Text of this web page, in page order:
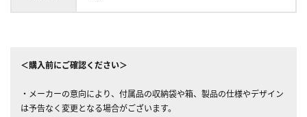
＜購入前にご確認ください＞
・メーカーの意向により、付属品の収納袋や箱、製品の仕様やデザイン
は予告なく変更となる場合がございます。